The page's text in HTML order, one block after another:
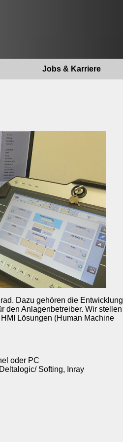
Jobs & Karriere
Dazu gehören die Entwicklung
den Anlagenbetreiber. Wir stellen
Lösungen (Human Machine
oder PC
Softing, Inray